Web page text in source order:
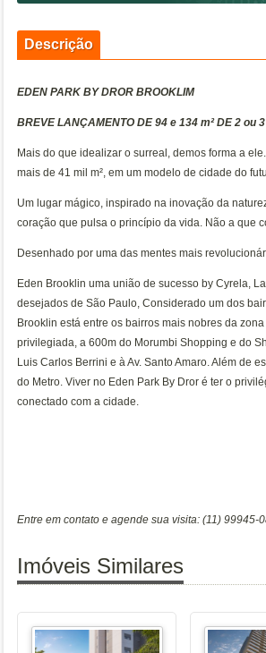
Descrição
EDEN PARK BY DROR BROOKLIM
BREVE LANÇAMENTO DE 94 e 134 m² DE 2 ou
Mais do que idealizar o surreal, demos forma a
mais de 41 mil m², em um modelo de cidade do
Um lugar mágico, inspirado na inovação da
coração que pulsa o princípio da vida. Não a que
Desenhado por uma das mentes mais
Eden Brooklin uma união de sucesso by Cyrela,
desejados de São Paulo, Considerado um dos
Brooklin está entre os bairros mais nobres da
privilegiada, a 600m do Morumbi Shopping e do
Luis Carlos Berrini e à Av. Santo Amaro. Além de
do Metro. Viver no Eden Park By Dror é ter o
conectado com a cidade.
Entre em contato e agende sua visita: (11) 99945-
Imóveis Similares